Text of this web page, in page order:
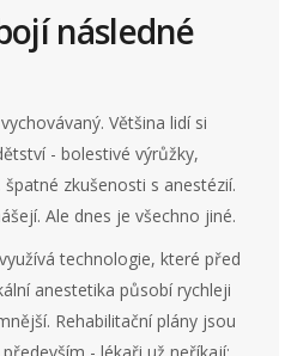
následné
Většina lidí si
- bolestivé výrůžky,
zkušenosti s anestézií.
Ale dnes je všechno jiné.
technologie, které před
anestetika působí rychleji
Rehabilitační plány jsou